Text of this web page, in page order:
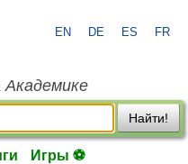
EN DE ES FR
Академике
Найти!
Игры ⚽